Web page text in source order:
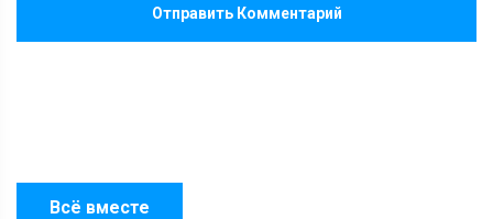
Всё вместе
Отправить Комментарий